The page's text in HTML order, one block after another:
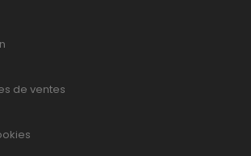
de ventes